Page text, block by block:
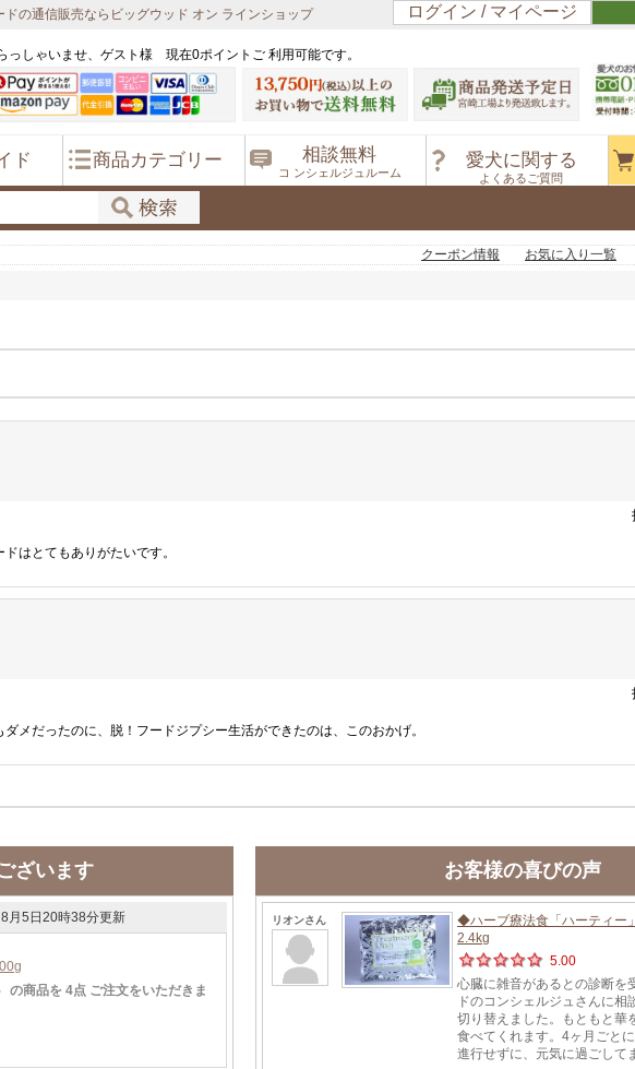
の通信販売ならビッグウッド オン ラインショップ ログイン / マイページ
っしゃいませ、ゲスト様 現在0ポイントご 利用可能です。
ド 商品カテゴリー 相談無料
コ ンシェルジュルーム
愛犬に関する
よくあるご質問
クーポン情報 お気に入り一覧
はとてもありがたいです。
メだったのに、脱！フードジプシー生活ができたのは、このおかげ。
ざいます お客様の喜びの声